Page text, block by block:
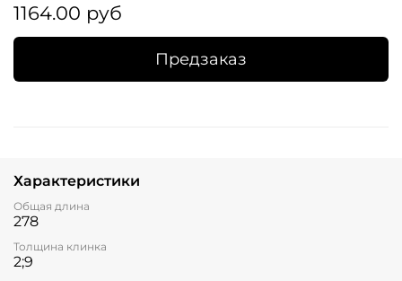
1164.00 руб
Предзаказ
Характеристики
Общая длина
278
Толщина клинка
2;9